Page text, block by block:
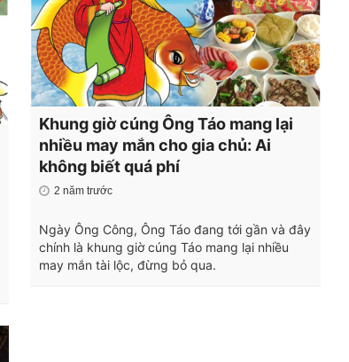
Khung giờ cúng Ông Táo mang lại
nhiều may mắn cho gia chủ: Ai
không biết quá phí
2 năm trước
Ngày Ông Công, Ông Táo đang tới gần và đây
chính là khung giờ cúng Táo mang lại nhiều
may mắn tài lộc, đừng bỏ qua.